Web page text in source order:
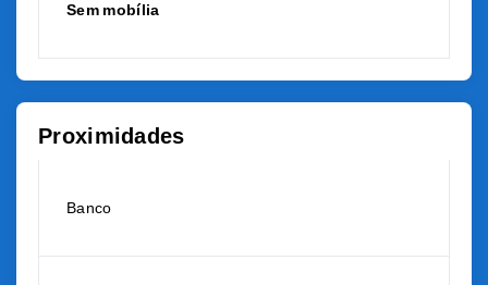
Sem mobília
Proximidades
Banco